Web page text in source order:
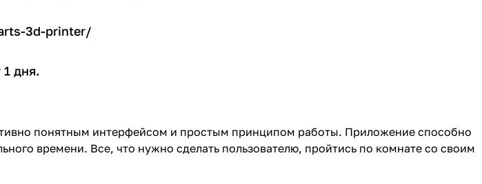
3d-printer/
1 дня.
понятным интерфейсом и простым принципом работы. Приложение способно
времени. Все, что нужно сделать пользователю, пройтись по комнате со своим